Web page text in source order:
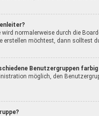
wird normalerweise durch die
erstellen möchtest, dann solltest
Benutzergruppen
möglich, den